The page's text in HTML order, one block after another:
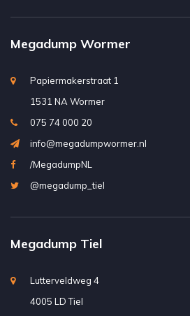
Megadump Wormer
Papiermakerstraat 1
1531 NA Wormer
075 74 000 20
info@megadumpwormer.nl
/MegadumpNL
@megadump_tiel
Megadump Tiel
Lutterveldweg 4
4005 LD Tiel